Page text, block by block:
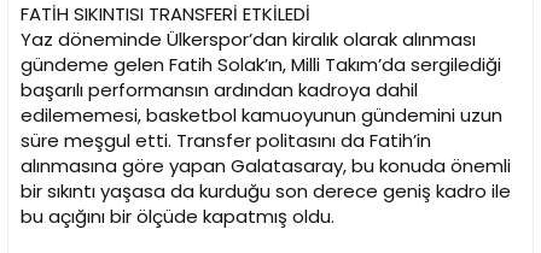
FATİH SIKINTISI TRANSFERİ ETKİLEDİ
Yaz döneminde Ülkerspor’dan kiralık olarak alınması
gündeme gelen Fatih Solak’ın, Milli Takım’da sergilediği
başarılı performansın ardından kadroya dahil
edilememesi, basketbol kamuoyunun gündemini uzun
süre meşgul etti. Transfer politasını da Fatih’in
alınmasına göre yapan Galatasaray, bu konuda önemli
bir sıkıntı yaşasa da kurduğu son derece geniş kadro ile
bu açığını bir ölçüde kapatmış oldu.